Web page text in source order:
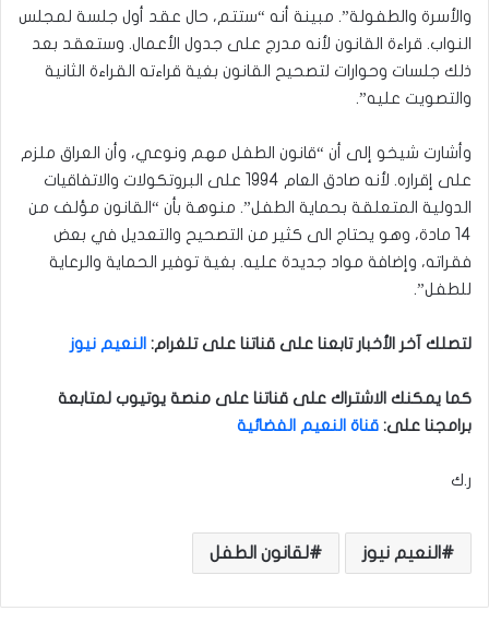
والأسرة والطفولة”. مبينة أنه “ستتم، حال عقد أول جلسة لمجلس
النواب. قراءة القانون لأنه مدرج على جدول الأعمال. وستعقد بعد
ذلك جلسات وحوارات لتصحيح القانون بغية قراءته القراءة الثانية
والتصويت عليه”.
وأشارت شيخو إلى أن “قانون الطفل مهم ونوعي، وأن العراق ملزم
على إقراره. لأنه صادق العام 1994 على البروتكولات والاتفاقيات
الدولية المتعلقة بحماية الطفل”. منوهة بأن “القانون مؤلف من
14 مادة، وهو يحتاج الى كثير من التصحيح والتعديل في بعض
فقراته، وإضافة مواد جديدة عليه. بغية توفير الحماية والرعاية
للطفل”.
لتصلك آخر الأخبار تابعنا على قناتنا على تلغرام: النعيم نيوز
كما يمكنك الاشتراك على قناتنا على منصة يوتيوب لمتابعة
برامجنا على: قناة النعيم الفضائية
ر.ك
النعيم نيوز لقانون الطفل